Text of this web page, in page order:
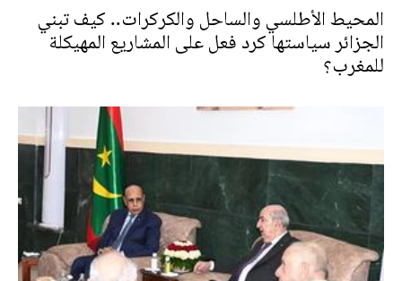
المحيط الأطلسي والساحل والكركرات.. كيف تبني
الجزائر سياستها كرد فعل على المشاريع المهيكلة
للمغرب؟